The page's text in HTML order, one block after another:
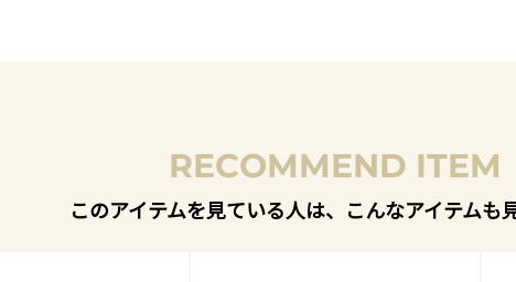
RECOMMEND ITEM
このアイテムを見ている人は、こんなアイテムも